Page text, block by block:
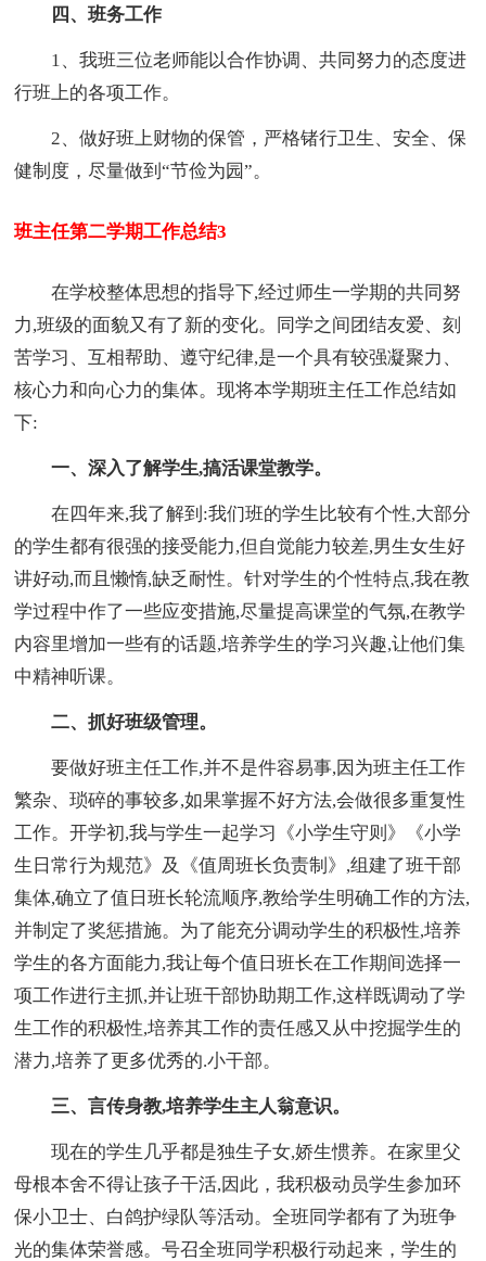
四、班务工作
1、我班三位老师能以合作协调、共同努力的态度进
行班上的各项工作。
2、做好班上财物的保管，严格锗行卫生、安全、保
健制度，尽量做到“节俭为园”。
班主任第二学期工作总结3
在学校整体思想的指导下,经过师生一学期的共同努
力,班级的面貌又有了新的变化。同学之间团结友爱、刻
苦学习、互相帮助、遵守纪律,是一个具有较强凝聚力、
核心力和向心力的集体。现将本学期班主任工作总结如
下:
一、深入了解学生,搞活课堂教学。
在四年来,我了解到:我们班的学生比较有个性,大部分
的学生都有很强的接受能力,但自觉能力较差,男生女生好
讲好动,而且懒惰,缺乏耐性。针对学生的个性特点,我在教
学过程中作了一些应变措施,尽量提高课堂的气氛,在教学
内容里增加一些有的话题,培养学生的学习兴趣,让他们集
中精神听课。
二、抓好班级管理。
要做好班主任工作,并不是件容易事,因为班主任工作
繁杂、琐碎的事较多,如果掌握不好方法,会做很多重复性
工作。开学初,我与学生一起学习《小学生守则》《小学
生日常行为规范》及《值周班长负责制》,组建了班干部
集体,确立了值日班长轮流顺序,教给学生明确工作的方法,
并制定了奖惩措施。为了能充分调动学生的积极性,培养
学生的各方面能力,我让每个值日班长在工作期间选择一
项工作进行主抓,并让班干部协助期工作,这样既调动了学
生工作的积极性,培养其工作的责任感又从中挖掘学生的
潜力,培养了更多优秀的.小干部。
三、言传身教,培养学生主人翁意识。
现在的学生几乎都是独生子女,娇生惯养。在家里父
母根本舍不得让孩子干活,因此，我积极动员学生参加环
保小卫士、白鸽护绿队等活动。全班同学都有了为班争
光的集体荣誉感。号召全班同学积极行动起来，学生的